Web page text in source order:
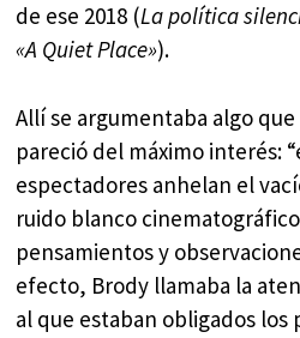
de ese 2018 (La política
«A Quiet Place»).
Allí se argumentaba algo
pareció del máximo interés:
espectadores anhelan el
ruido blanco
pensamientos y
efecto, Brody llamaba la
al que estaban obligados los